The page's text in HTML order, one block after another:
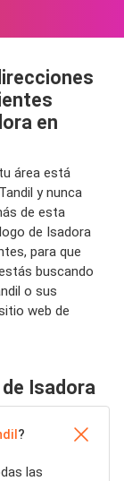
en
área está
y nunca
de esta
de Isadora
para que
buscando
o sus
web de
Isadora
?
las